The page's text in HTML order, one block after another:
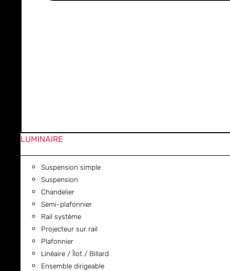
LUMINAIRE
Suspension simple
Suspension
Chandelier
Semi-plafonnier
Rail système
Projecteur sur rail
Plafonnier
Linéaire / Îlot / Billard
Ensemble dirigeable